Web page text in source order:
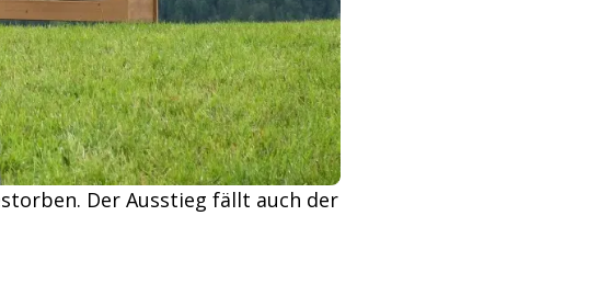
Der Ausstieg fällt auch der